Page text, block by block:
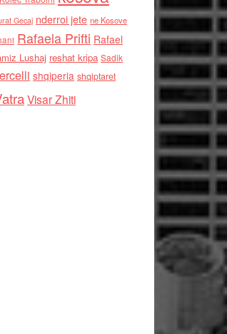
Gecaj nderroi jete ne Kosove
Rafaela Prifti Rafael
Lushaj reshat kripa Sadik
shqiperia shqiptaret
Visar Zhiti